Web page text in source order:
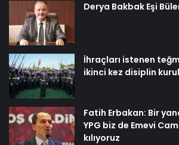
Derya Bakbak Eşi
İhraçları istenen
ikinci kez disiplin
Fatih Erbakan: Bir
YPG biz de Emevi
kılıyoruz